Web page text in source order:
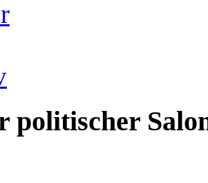
politischer